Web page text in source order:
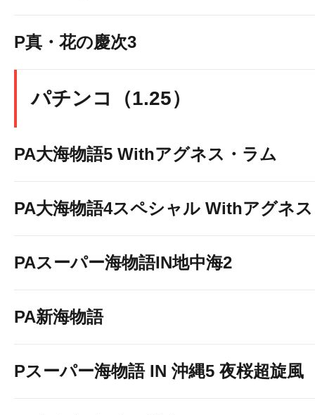
P真・花の慶次3
パチンコ（1.25）
PA大海物語5 Withアグネス・ラム
PA大海物語4スペシャル Withアグネ
PAスーパー海物語IN地中海2
PA新海物語
Pスーパー海物語 IN 沖縄5 夜桜超旋風